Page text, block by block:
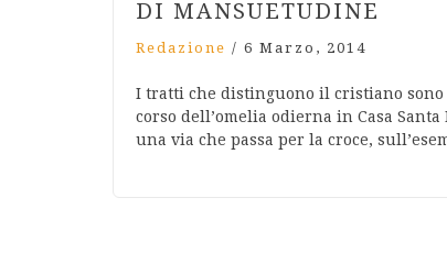
DI MANSUETUDINE
Redazione / 6 Marzo, 2014
I tratti che distinguono il cristiano sono
corso dell’omelia odierna in Casa
una via che passa per la croce,